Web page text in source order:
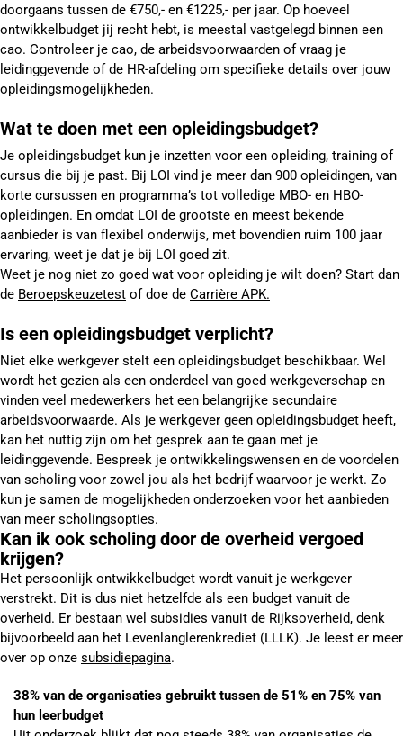
doorgaans tussen de €750,- en €1225,- per jaar. Op hoeveel
ontwikkelbudget jij recht hebt, is meestal vastgelegd binnen een
cao. Controleer je cao, de arbeidsvoorwaarden of vraag je
leidinggevende of de HR-afdeling om specifieke details over jouw
opleidingsmogelijkheden.
Wat te doen met een opleidingsbudget?
Je opleidingsbudget kun je inzetten voor een opleiding, training of
cursus die bij je past. Bij LOI vind je meer dan 900 opleidingen, van
korte cursussen en programma’s tot volledige MBO- en HBO-
opleidingen. En omdat LOI de grootste en meest bekende
aanbieder is van flexibel onderwijs, met bovendien ruim 100 jaar
ervaring, weet je dat je bij LOI goed zit.
Weet je nog niet zo goed wat voor opleiding je wilt doen? Start dan
de Beroepskeuzetest of doe de Carrière APK.
Is een opleidingsbudget verplicht?
Niet elke werkgever stelt een opleidingsbudget beschikbaar. Wel
wordt het gezien als een onderdeel van goed werkgeverschap en
vinden veel medewerkers het een belangrijke secundaire
arbeidsvoorwaarde. Als je werkgever geen opleidingsbudget heeft,
kan het nuttig zijn om het gesprek aan te gaan met je
leidinggevende. Bespreek je ontwikkelingswensen en de voordelen
van scholing voor zowel jou als het bedrijf waarvoor je werkt. Zo
kun je samen de mogelijkheden onderzoeken voor het aanbieden
van meer scholingsopties.
Kan ik ook scholing door de overheid vergoed
krijgen?
Het persoonlijk ontwikkelbudget wordt vanuit je werkgever
verstrekt. Dit is dus niet hetzelfde als een budget vanuit de
overheid. Er bestaan wel subsidies vanuit de Rijksoverheid, denk
bijvoorbeeld aan het Levenlanglerenkrediet (LLLK). Je leest er meer
over op onze subsidiepagina.
38% van de organisaties gebruikt tussen de 51% en 75% van
hun leerbudget